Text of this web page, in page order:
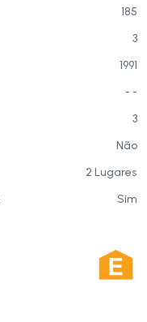
185
3
1991
- -
3
Não
2 Lugares
Sim